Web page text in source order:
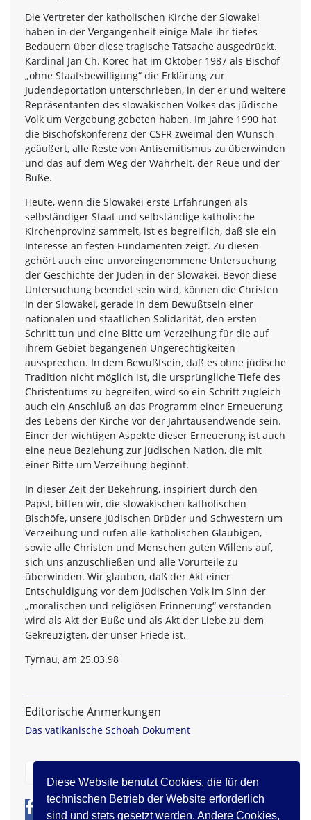
Diese Website benutzt Cookies, die für den
technischen Betrieb der Website erforderlich
sind und stets gesetzt werden. Andere Cookies,
Die Vertreter der katholischen Kirche der Slowakei
haben in der Vergangenheit einige Male ihr tiefes
Bedauern über diese tragische Tatsache ausgedrückt.
Kardinal Jan Ch. Korec hat im Oktober 1987 als Bischof
„ohne Staatsbewilligung“ die Erklärung zur
Judendeportation unterschrieben, in der er und weitere
Repräsentanten des slowakischen Volkes das jüdische
Volk um Vergebung gebeten haben. Im Jahre 1990 hat
die Bischofskonferenz der CSFR zweimal den Wunsch
geäußert, alle Reste von Antisemitismus zu überwinden
und das auf dem Weg der Wahrheit, der Reue und der
Buße.
Heute, wenn die Slowakei erste Erfahrungen als
selbständiger Staat und selbständige katholische
Kirchenprovinz sammelt, ist es begreiflich, daß sie ein
Interesse an festen Fundamenten zeigt. Zu diesen
gehört auch eine unvoreingenommene Untersuchung
der Geschichte der Juden in der Slowakei. Bevor diese
Untersuchung beendet sein wird, können die Christen
in der Slowakei, gerade in dem Bewußtsein einer
nationalen und staatlichen Solidarität, den ersten
Schritt tun und eine Bitte um Verzeihung für die auf
ihrem Gebiet begangenen Ungerechtigkeiten
aussprechen. In dem Bewußtsein, daß es ohne jüdische
Tradition nicht möglich ist, die ursprüngliche Tiefe des
Christentums zu begreifen, wird so ein Schritt zugleich
auch ein Anschluß an das Programm einer Erneuerung
des Lebens der Kirche vor der Jahrtausendwende sein.
Einer der wichtigen Aspekte dieser Erneuerung ist auch
eine neue Beziehung zur jüdischen Nation, die mit
einer Bitte um Verzeihung beginnt.
In dieser Zeit der Bekehrung, inspiriert durch den
Papst, bitten wir, die slowakischen katholischen
Bischöfe, unsere jüdischen Brüder und Schwestern um
Verzeihung und rufen alle katholischen Gläubigen,
sowie alle Christen und Menschen guten Willens auf,
sich uns anzuschließen und alle Vorurteile zu
überwinden. Wir glauben, daß der Akt einer
Entschuldigung vor dem jüdischen Volk im Sinn der
„moralischen und religiösen Erinnerung“ verstanden
wird als Akt der Buße und als Akt der Liebe zu dem
Gekreuzigten, der unser Friede ist.
Tyrnau, am 25.03.98
Editorische Anmerkungen
Das vatikanische Schoah Dokument
0 0